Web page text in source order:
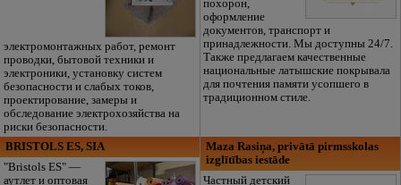
электромонтажных работ, ремонт
проводки, бытовой техники и
электроники, установку систем
безопасности и слабых токов,
проектирование, замеры и
обследование электрохозяйства на
риски безопасности.
похорон,
оформление
документов, транспорт и
принадлежности. Мы доступны 24/7.
Также предлагаем качественные
национальные латышские покрывала
для почтения памяти усопшего в
традиционном стиле.
BRISTOLS ES, SIA
"Bristols ES" —
аутлет и оптовая
Maza Rasiņa, privātā pirmsskolas
izglītības iestāde
Частный детский